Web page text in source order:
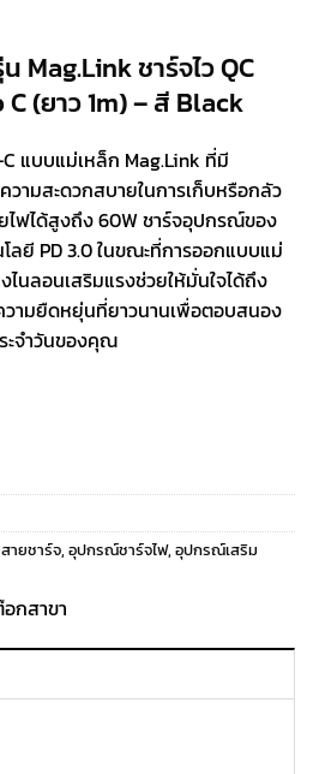
Mag.Link ชาร์จไว QC
(ยาว 1m) – สี Black
แบบแม่เหล็ก Mag.Link ที่มี
วามสะดวกสบายในการเก็บหรือกลัว
ไฟได้สูงถึง 60W ชาร์จอุปกรณ์ของ
ลยี PD 3.0 ในขณะที่การออกแบบแม่
ไนลอนเสริมแรงช่วยให้มั่นใจได้ถึง
วามยืดหยุ่นที่ยาวนานเพื่อตอบสนอง
ะจำวันของคุณ
฿.
สายชาร์จ, อุปกรณ์ชาร์จไฟ, อุปกรณ์เสริม
กสาขา